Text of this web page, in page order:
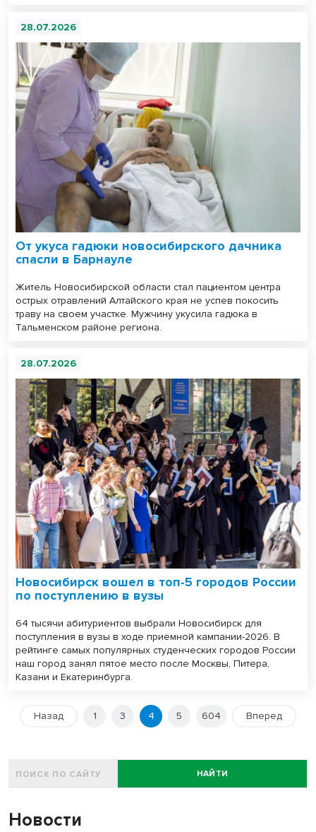
28.07.2026
От укуса гадюки новосибирского дачника
спасли в Барнауле
Житель Новосибирской области стал пациентом центра
острых отравлений Алтайского края не успев покосить
траву на своем участке. Мужчину укусила гадюка в
Тальменском районе региона.
28.07.2026
Новосибирск вошел в топ-5 городов России
по поступлению в вузы
64 тысячи абитуриентов выбрали Новосибирск для
поступления в вузы в ходе приемной кампании-2026. В
рейтинге самых популярных студенческих городов России
наш город занял пятое место после Москвы, Питера,
Казани и Екатеринбурга.
Назад 1 3 4 5 604 Вперед
НАЙТИ
Новости